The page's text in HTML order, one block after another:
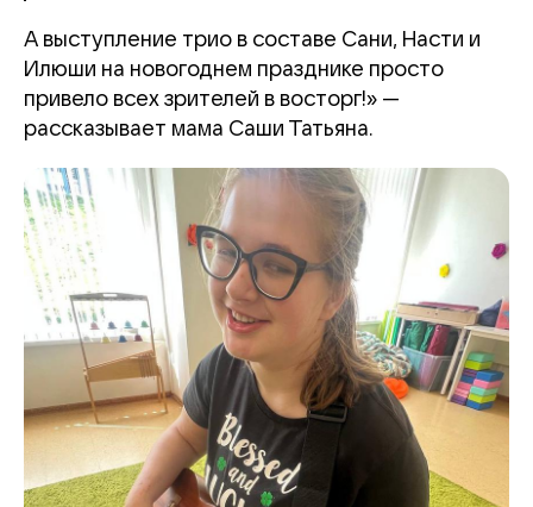
А выступление трио в составе Сани, Насти и
Илюши на новогоднем празднике просто
привело всех зрителей в восторг!» —
рассказывает мама Саши Татьяна.